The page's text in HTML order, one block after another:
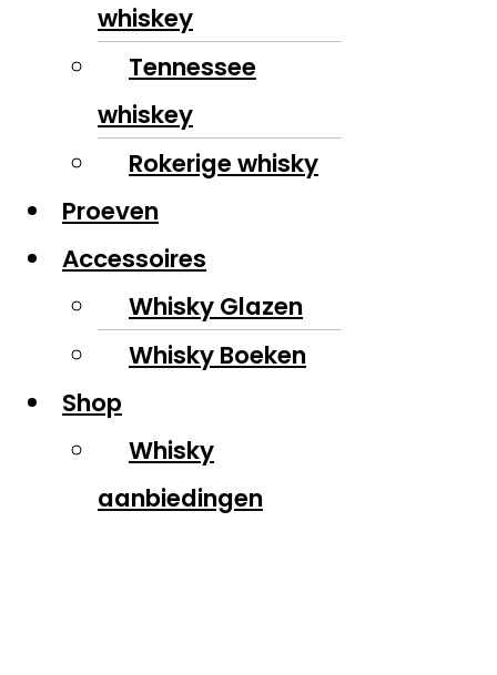
whiskey
Tennessee
whiskey
Rokerige whisky
Proeven
Accessoires
Whisky Glazen
Whisky Boeken
Shop
Whisky
aanbiedingen